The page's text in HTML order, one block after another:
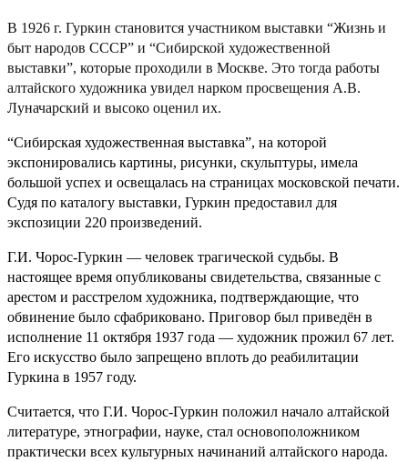
В 1926 г. Гуркин становится участником выставки “Жизнь и
быт народов СССР” и “Сибирской художественной
выставки”, которые проходили в Москве. Это тогда работы
алтайского художника увидел нарком просвещения А.В.
Луначарский и высоко оценил их.
“Сибирская художественная выставка”, на которой
экспонировались картины, рисунки, скульптуры, имела
большой успех и освещалась на страницах московской печати.
Судя по каталогу выставки, Гуркин предоставил для
экспозиции 220 произведений.
Г.И. Чорос-Гуркин — человек трагической судьбы. В
настоящее время опубликованы свидетельства, связанные с
арестом и расстрелом художника, подтверждающие, что
обвинение было сфабриковано. Приговор был приведён в
исполнение 11 октября 1937 года — художник прожил 67 лет.
Его искусство было запрещено вплоть до реабилитации
Гуркина в 1957 году.
Считается, что Г.И. Чорос-Гуркин положил начало алтайской
литературе, этнографии, науке, стал основоположником
практически всех культурных начинаний алтайского народа.